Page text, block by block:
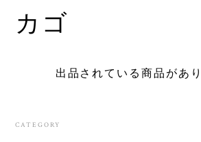
カゴ
出品されている商品があ
CATEGORY